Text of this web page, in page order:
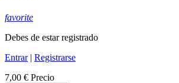
favorite
Debes de estar registrado
Entrar| Registrarse
7,00 € Precio